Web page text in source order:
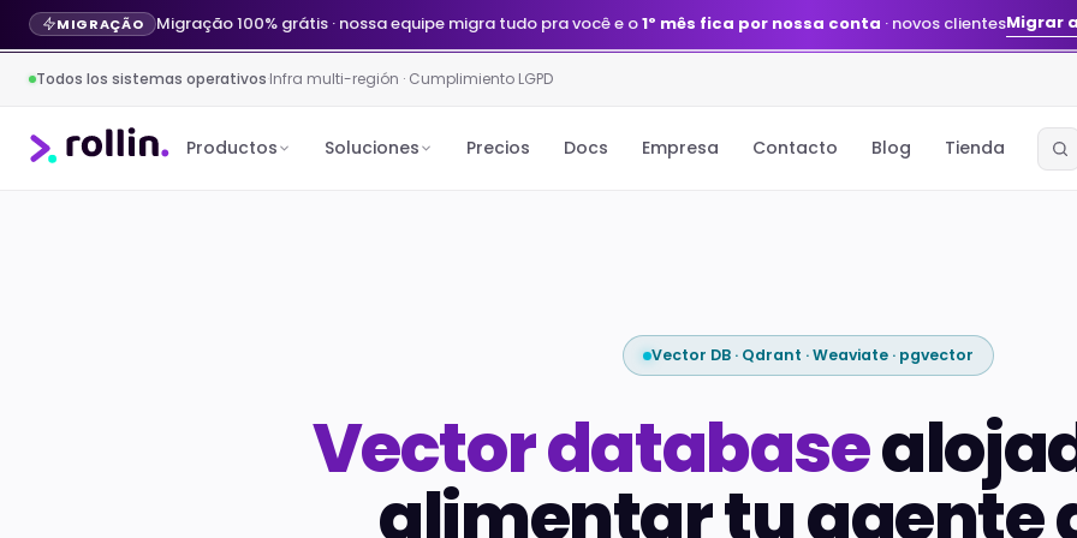
MIGRAÇÃO Migração 100% grátis · nossa equipe migra tudo pra você e o1º mês fica por nossa conta · novos clientesMigrar
Todos los sistemas operativos·Infra multi-región · Cumplimiento LGPD
Productos Soluciones Precios Docs Empresa Contacto Blog Tienda
Vector DB · Qdrant · Weaviate · pgvector
Vector database
alimentar tu agente